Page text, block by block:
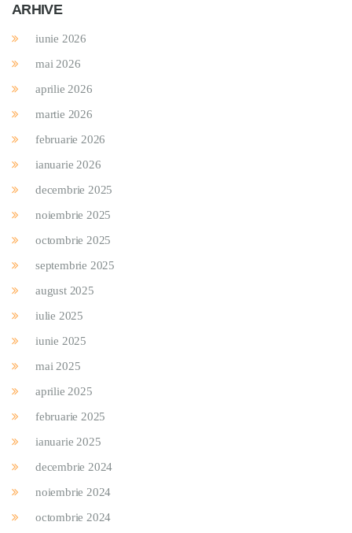
ARHIVE
iunie 2026
mai 2026
aprilie 2026
martie 2026
februarie 2026
ianuarie 2026
decembrie 2025
noiembrie 2025
octombrie 2025
septembrie 2025
august 2025
iulie 2025
iunie 2025
mai 2025
aprilie 2025
februarie 2025
ianuarie 2025
decembrie 2024
noiembrie 2024
octombrie 2024